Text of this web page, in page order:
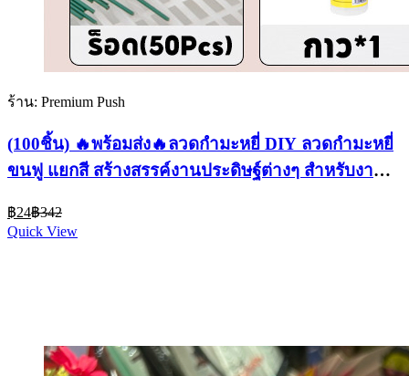
ร้าน: Premium Push
(100ชิ้น) 🔥พร้อมส่ง🔥ลวดกำมะหยี่ DIY ลวดกํามะหยี่
ขนฟู แยกสี สร้างสรรค์งานประดิษฐ์ต่างๆ สำหรับงาน
฿24Current
price
is:
฿342
was:
Quick View